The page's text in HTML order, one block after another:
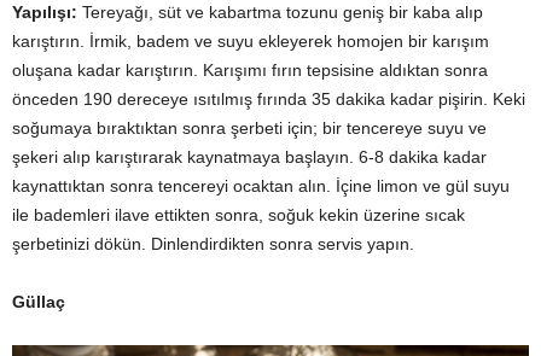
Yapılışı: Tereyağı, süt ve kabartma tozunu geniş bir kaba alıp
karıştırın. İrmik, badem ve suyu ekleyerek homojen bir karışım
oluşana kadar karıştırın. Karışımı fırın tepsisine aldıktan sonra
önceden 190 dereceye ısıtılmış fırında 35 dakika kadar pişirin. Keki
soğumaya bıraktıktan sonra şerbeti için; bir tencereye suyu ve
şekeri alıp karıştırarak kaynatmaya başlayın. 6-8 dakika kadar
kaynattıktan sonra tencereyi ocaktan alın. İçine limon ve gül suyu
ile bademleri ilave ettikten sonra, soğuk kekin üzerine sıcak
şerbetinizi dökün. Dinlendirdikten sonra servis yapın.
Güllaç